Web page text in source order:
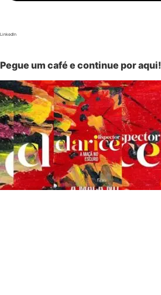
LinkedIn
Pegue um café e continue por aqui!